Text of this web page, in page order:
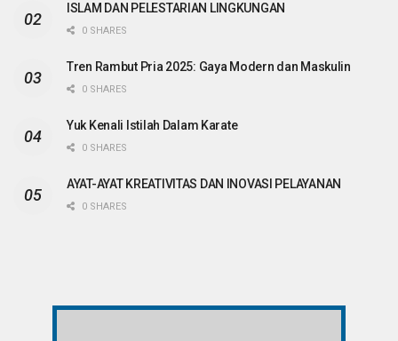
ISLAM DAN PELESTARIAN LINGKUNGAN
0 SHARES
Tren Rambut Pria 2025: Gaya Modern dan Maskulin
0 SHARES
Yuk Kenali Istilah Dalam Karate
0 SHARES
AYAT-AYAT KREATIVITAS DAN INOVASI PELAYANAN
0 SHARES